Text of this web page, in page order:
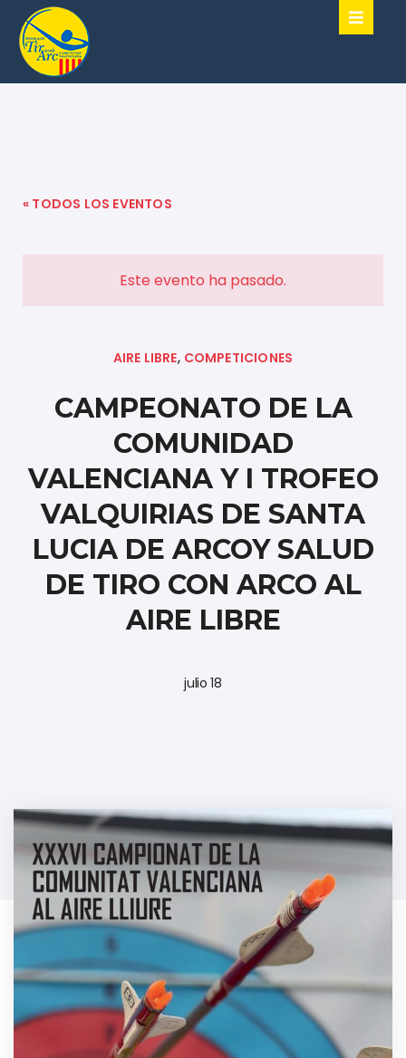
« TODOS LOS EVENTOS
Este evento ha pasado.
AIRE LIBRE, COMPETICIONES
CAMPEONATO DE LA
COMUNIDAD
VALENCIANA Y I TROFEO
VALQUIRIAS DE SANTA
LUCIA DE ARCOY SALUD
DE TIRO CON ARCO AL
AIRE LIBRE
julio 18